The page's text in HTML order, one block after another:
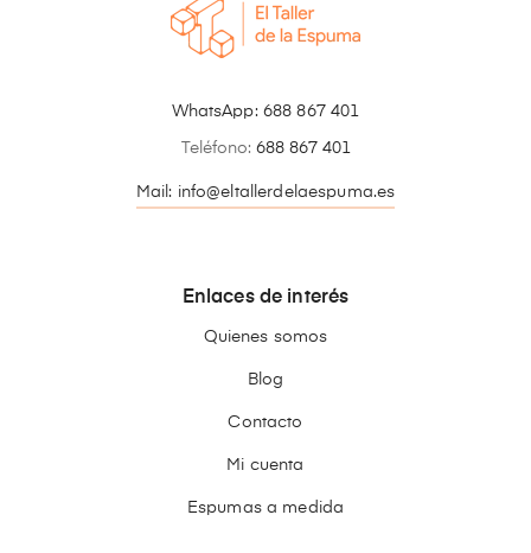
WhatsApp: 688 867 401
Teléfono: 688 867 401
Mail: info@eltallerdelaespuma.es
Enlaces de interés
Quienes somos
Blog
Contacto
Mi cuenta
Espumas a medida